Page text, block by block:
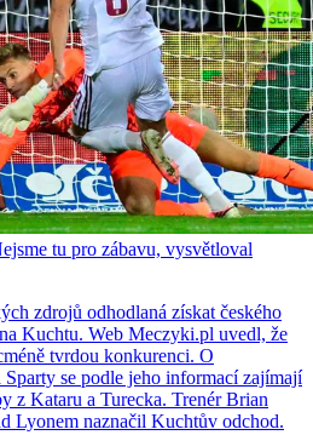
tu pro zábavu, vysvětloval
zdrojů odhodlaná získat českého
Kuchtu. Web Meczyki.pl uvedl, že
tvrdou konkurenci. O
se podle jeho informací zajímají
z Kataru a Turecka. Trenér Brian
Lyonem naznačil Kuchtův odchod.